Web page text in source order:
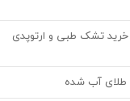
تشک طبی و ارتوپدی
طلای آب شده